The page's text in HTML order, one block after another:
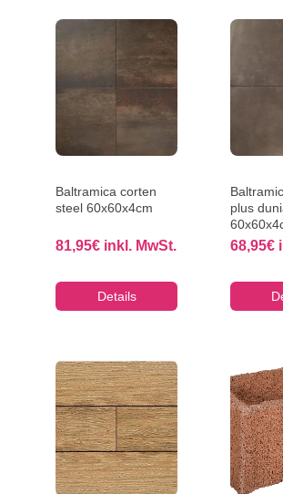
Baltramica corten
steel 60x60x4cm
81,95€ inkl. MwSt.
Details
plus
68,95€